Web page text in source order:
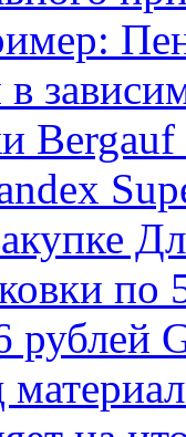
по
рублей